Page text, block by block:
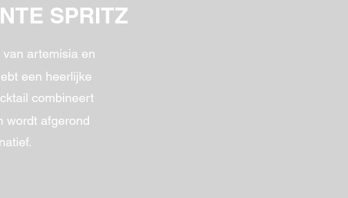
SPRITZ
artemisia en
een heerlijke
combineert
wordt afgerond